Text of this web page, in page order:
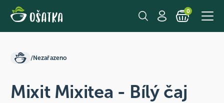
0
/Nezařazeno
Mixit Mixitea - Bílý čaj